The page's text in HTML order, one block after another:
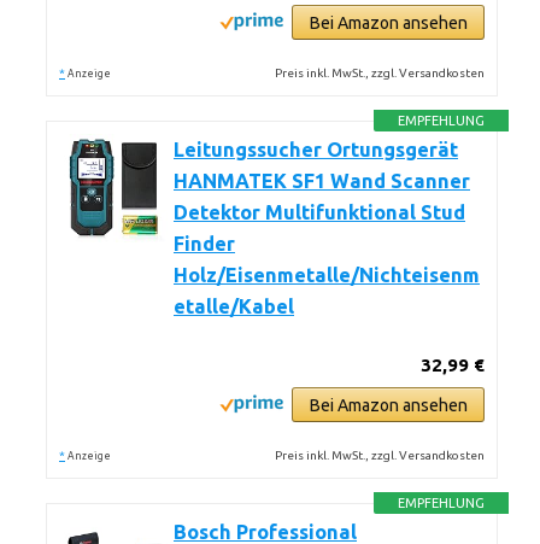
Bei Amazon ansehen
* Anzeige Preis inkl. MwSt., zzgl. Versandkosten
EMPFEHLUNG
Leitungssucher Ortungsgerät
HANMATEK SF1 Wand Scanner
Detektor Multifunktional Stud
Finder
Holz/Eisenmetalle/Nichteisenm
etalle/Kabel
32,99 €
Bei Amazon ansehen
* Anzeige Preis inkl. MwSt., zzgl. Versandkosten
EMPFEHLUNG
Bosch Professional